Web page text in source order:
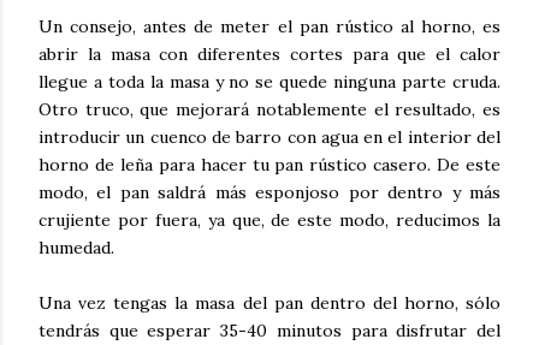
Un consejo, antes de meter el pan rústico al horno, es
abrir la masa con diferentes cortes para que el calor
llegue a toda la masa y no se quede ninguna parte cruda.
Otro truco, que mejorará notablemente el resultado, es
introducir un cuenco de barro con agua en el interior del
horno de leña para hacer tu pan rústico casero. De este
modo, el pan saldrá más esponjoso por dentro y más
crujiente por fuera, ya que, de este modo, reducimos la
humedad.
Una vez tengas la masa del pan dentro del horno, sólo
tendrás que esperar 35-40 minutos para disfrutar del